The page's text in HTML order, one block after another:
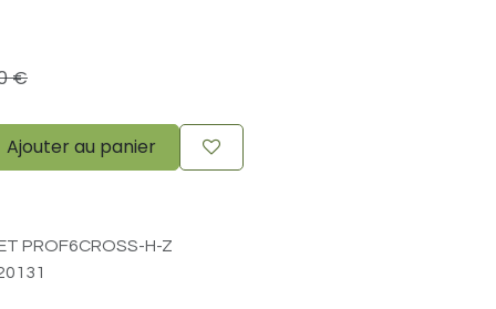
€
Ajouter au panier
PROF6CROSS-H-Z